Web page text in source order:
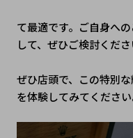
て最適です。ご自身へ
して、ぜひご検討くださ
ぜひ店頭で、この特別
を体験してみてください